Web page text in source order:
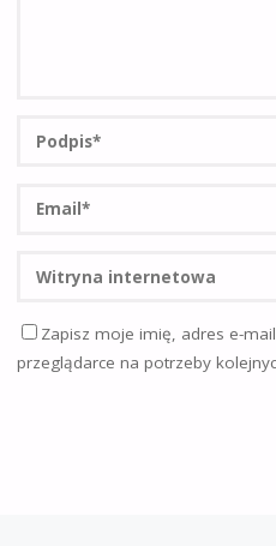
Zapisz moje imię, adres e-
przeglądarce na potrzeby